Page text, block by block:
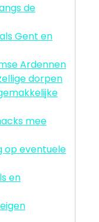
de
Gent en
Ardennen
dorpen
mee
op eventuele
en